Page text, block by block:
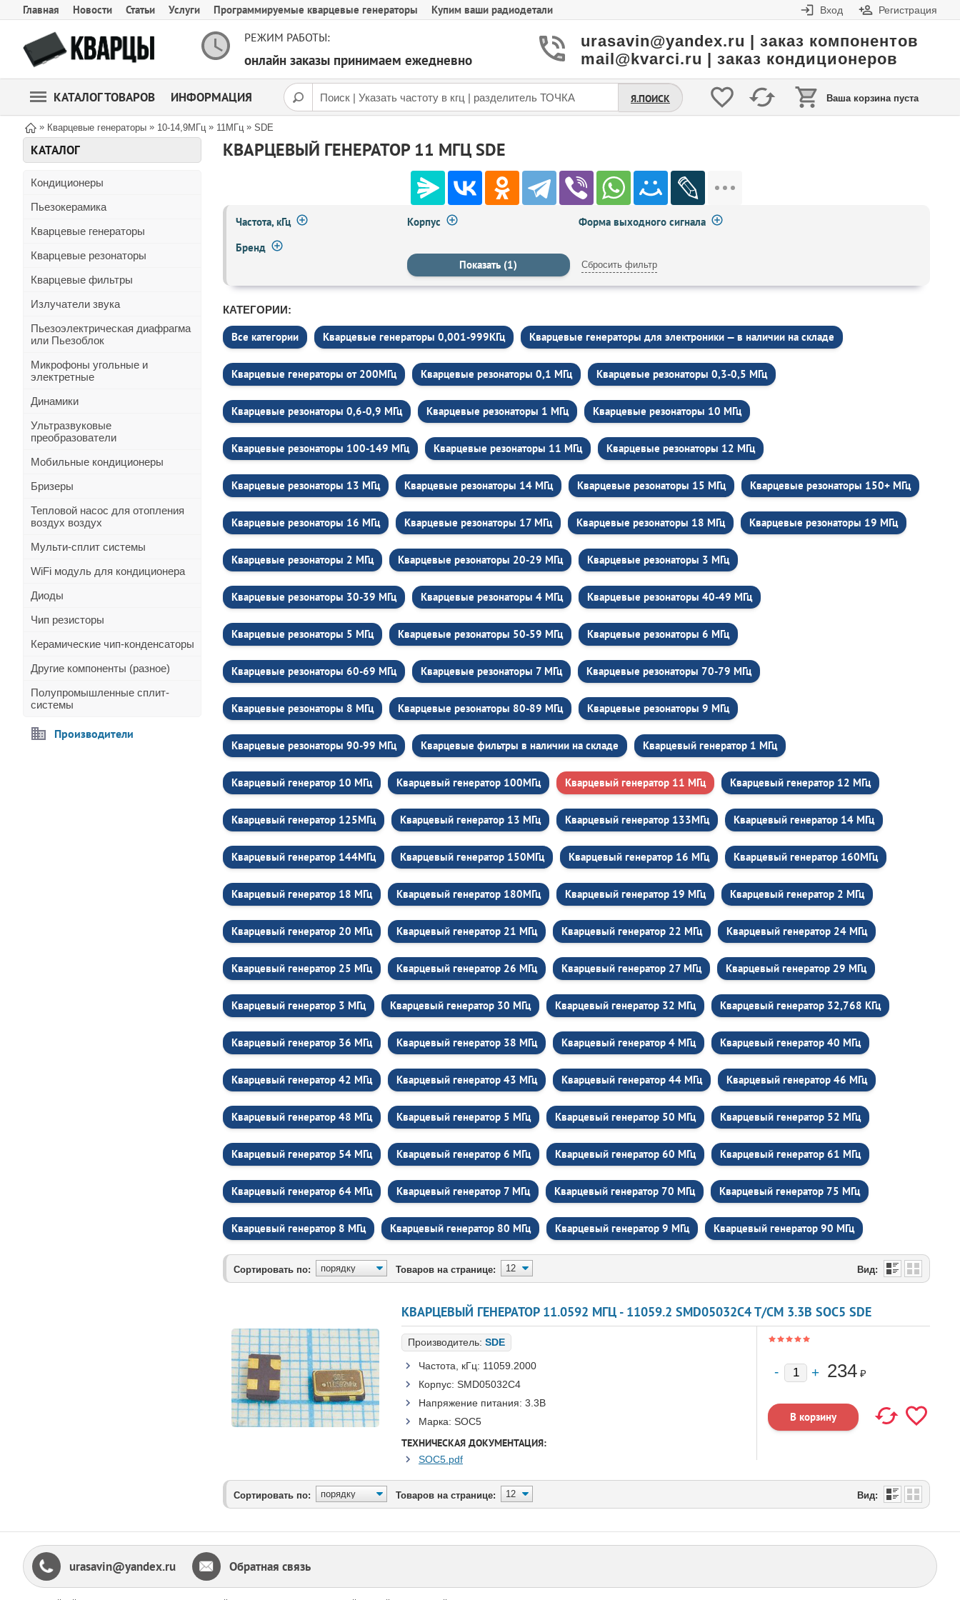
Главная Новости Статьи Услуги Программируемые кварцевые генераторы Купим ваши радиодетали Вход Регистрация
РЕЖИМ РАБОТЫ:
онлайн заказы принимаем ежедневно
urasavin@yandex.ru | заказ компонентов
mail@kvarci.ru | заказ кондиционеров
КАТАЛОГ ТОВАРОВ ИНФОРМАЦИЯ Ваша корзина пуста
Я.ПОИСК
» Кварцевые генераторы » 10-14,9МГц » 11МГц » SDE
КАТАЛОГ
Кондиционеры
Пьезокерамика
Кварцевые генераторы
Кварцевые резонаторы
Кварцевые фильтры
Излучатели звука
Пьезоэлектрическая диафрагма
или Пьезоблок
Микрофоны угольные и
электретные
Динамики
Ультразвуковые
преобразователи
Мобильные кондиционеры
Бризеры
Тепловой насос для отопления
воздух воздух
Мульти-сплит системы
WiFi модуль для кондиционера
Диоды
Чип резисторы
Керамические чип-конденсаторы
Другие компоненты (разное)
Полупромышленные сплит-
системы
Производители
КВАРЦЕВЫЙ ГЕНЕРАТОР 11 МГЦ SDE
Частота, кГц Корпус
Форма выходного сигнала
Бренд
Сбросить фильтр
КАТЕГОРИИ:
Все категории Кварцевые генераторы 0,001-999КГц Кварцевые генераторы для электроники — в наличии на складе
Кварцевые генераторы от 200МГц Кварцевые резонаторы 0,1 МГц Кварцевые резонаторы 0,3-0,5 МГц
Кварцевые резонаторы 0,6-0,9 МГц Кварцевые резонаторы 1 МГц Кварцевые резонаторы 10 МГц
Кварцевые резонаторы 100-149 МГц Кварцевые резонаторы 11 МГц Кварцевые резонаторы 12 МГц
Кварцевые резонаторы 13 МГц Кварцевые резонаторы 14 МГц Кварцевые резонаторы 15 МГц Кварцевые резонаторы 150+ МГц
Кварцевые резонаторы 16 МГц Кварцевые резонаторы 17 МГц Кварцевые резонаторы 18 МГц Кварцевые резонаторы 19 МГц
Кварцевые резонаторы 2 МГц Кварцевые резонаторы 20-29 МГц Кварцевые резонаторы 3 МГц
Кварцевые резонаторы 30-39 МГц Кварцевые резонаторы 4 МГц Кварцевые резонаторы 40-49 МГц
Кварцевые резонаторы 5 МГц Кварцевые резонаторы 50-59 МГц Кварцевые резонаторы 6 МГц
Кварцевые резонаторы 60-69 МГц Кварцевые резонаторы 7 МГц Кварцевые резонаторы 70-79 МГц
Кварцевые резонаторы 8 МГц Кварцевые резонаторы 80-89 МГц Кварцевые резонаторы 9 МГц
Кварцевые резонаторы 90-99 МГц Кварцевые фильтры в наличии на складе Кварцевый генератор 1 МГц
Кварцевый генератор 10 МГц Кварцевый генератор 100МГц Кварцевый генератор 11 МГц Кварцевый генератор 12 МГц
Кварцевый генератор 125МГц Кварцевый генератор 13 МГц Кварцевый генератор 133МГц Кварцевый генератор 14 МГц
Кварцевый генератор 144МГц Кварцевый генератор 150МГц Кварцевый генератор 16 МГц Кварцевый генератор 160МГц
Кварцевый генератор 18 МГц Кварцевый генератор 180МГц Кварцевый генератор 19 МГц Кварцевый генератор 2 МГц
Кварцевый генератор 20 МГц Кварцевый генератор 21 МГц Кварцевый генератор 22 МГц Кварцевый генератор 24 МГц
Кварцевый генератор 25 МГц Кварцевый генератор 26 МГц Кварцевый генератор 27 МГц Кварцевый генератор 29 МГц
Кварцевый генератор 3 МГц Кварцевый генератор 30 МГц Кварцевый генератор 32 МГц Кварцевый генератор 32,768 КГц
Кварцевый генератор 36 МГц Кварцевый генератор 38 МГц Кварцевый генератор 4 МГц Кварцевый генератор 40 МГц
Кварцевый генератор 42 МГц Кварцевый генератор 43 МГц Кварцевый генератор 44 МГц Кварцевый генератор 46 МГц
Кварцевый генератор 48 МГц Кварцевый генератор 5 МГц Кварцевый генератор 50 МГц Кварцевый генератор 52 МГц
Кварцевый генератор 54 МГц Кварцевый генератор 6 МГц Кварцевый генератор 60 МГц Кварцевый генератор 61 МГц
Кварцевый генератор 64 МГц Кварцевый генератор 7 МГц Кварцевый генератор 70 МГц Кварцевый генератор 75 МГц
Кварцевый генератор 8 МГц Кварцевый генератор 80 МГц Кварцевый генератор 9 МГц Кварцевый генератор 90 МГц
Сортировать по: Товаров на странице: Вид:
КВАРЦЕВЫЙ ГЕНЕРАТОР 11.0592 МГЦ - 11059.2 SMD05032C4 T/CM 3.3В SOC5 SDE
Производитель: SDE
Частота, кГц: 11059.2000
Корпус: SMD05032C4
Напряжение питания: 3.3В
Марка: SOC5
ТЕХНИЧЕСКАЯ ДОКУМЕНТАЦИЯ:
SOC5.pdf
234 ₽
Сортировать по: Товаров на странице: Вид:
urasavin@yandex.ru Обратная связь